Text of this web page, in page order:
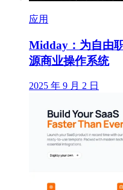
应用
Midday：为自由
源商业操作系统
2025 年 9 月 2 日